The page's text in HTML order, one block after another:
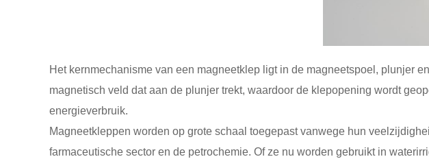
Het kernmechanisme van een magneetklep ligt in de magneetspoel, plunjer
magnetisch veld dat aan de plunjer trekt, waardoor de klepopening wordt
energieverbruik.
Magneetkleppen worden op grote schaal toegepast vanwege hun
farmaceutische sector en de petrochemie. Of ze nu worden gebruikt in